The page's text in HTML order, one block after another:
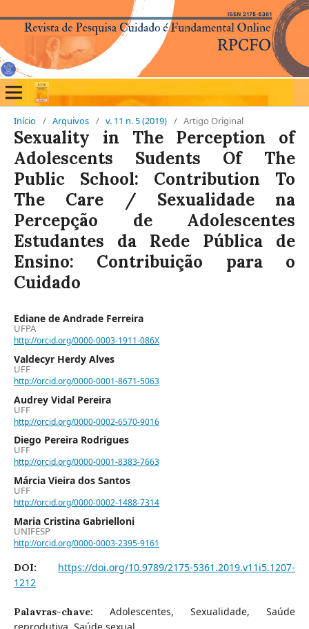
Início / Arquivos / v. 11 n. 5 (2019) / Artigo Original
Sexuality in The Perception of
Adolescents Sudents Of The
Public School: Contribution To
The Care / Sexualidade na
Percepção de Adolescentes
Estudantes da Rede Pública de
Ensino: Contribuição para o
Cuidado
Ediane de Andrade Ferreira
UFPA
http://orcid.org/0000-0003-1911-086X
Valdecyr Herdy Alves
UFF
http://orcid.org/0000-0001-8671-5063
Audrey Vidal Pereira
UFF
http://orcid.org/0000-0002-6570-9016
Diego Pereira Rodrigues
UFF
http://orcid.org/0000-0001-8383-7663
Márcia Vieira dos Santos
UFF
http://orcid.org/0000-0002-1488-7314
Maria Cristina Gabrielloni
UNIFESP
http://orcid.org/0000-0003-2395-9161
DOI: https://doi.org/10.9789/2175-5361.2019.v11i5.1207-
1212
Palavras-chave: Adolescentes, Sexualidade, Saúde
reprodutiva, Saúde sexual.